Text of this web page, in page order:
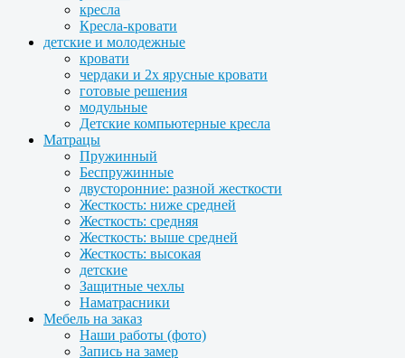
кресла
Кресла-кровати
детские и молодежные
кровати
чердаки и 2х ярусные кровати
готовые решения
модульные
Детские компьютерные кресла
Матрацы
Пружинный
Беспружинные
двусторонние: разной жесткости
Жесткость: ниже средней
Жесткость: средняя
Жесткость: выше средней
Жесткость: высокая
детские
Защитные чехлы
Наматрасники
Мебель на заказ
Наши работы (фото)
Запись на замер